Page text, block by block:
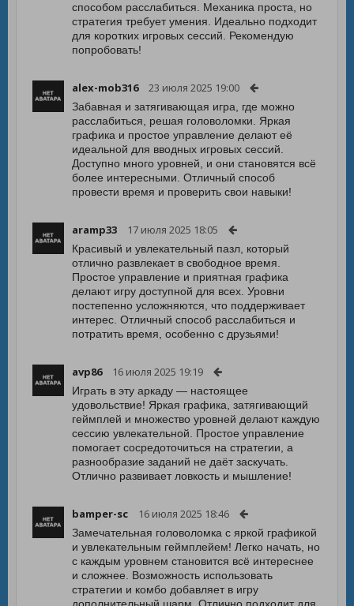
способом расслабиться. Механика проста, но
стратегия требует умения. Идеально подходит
для коротких игровых сессий. Рекомендую
попробовать!
alex-mob316 23 июля 2025 19:00
Забавная и затягивающая игра, где можно
расслабиться, решая головоломки. Яркая
графика и простое управление делают её
идеальной для вводных игровых сессий.
Доступно много уровней, и они становятся всё
более интересными. Отличный способ
провести время и проверить свои навыки!
aramp33 17 июля 2025 18:05
Красивый и увлекательный пазл, который
отлично развлекает в свободное время.
Простое управление и приятная графика
делают игру доступной для всех. Уровни
постепенно усложняются, что поддерживает
интерес. Отличный способ расслабиться и
потратить время, особенно с друзьями!
avp86 16 июля 2025 19:19
Играть в эту аркаду — настоящее
удовольствие! Яркая графика, затягивающий
геймплей и множество уровней делают каждую
сессию увлекательной. Простое управление
помогает сосредоточиться на стратегии, а
разнообразие заданий не даёт заскучать.
Отлично развивает ловкость и мышление!
bamper-sc 16 июля 2025 18:46
Замечательная головоломка с яркой графикой
и увлекательным геймплейем! Легко начать, но
с каждым уровнем становится всё интереснее
и сложнее. Возможность использовать
стратегии и комбо добавляет в игру